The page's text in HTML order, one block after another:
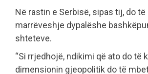
Në rastin e Serbisë, sipas tij, do
marrëveshje dypalëshe
shteteve.
“Si rrjedhojë, ndikimi që ato do të
dimensionin gjeopolitik do të